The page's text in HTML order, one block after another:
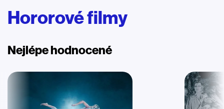
Hororové filmy
Nejlépe hodnocené